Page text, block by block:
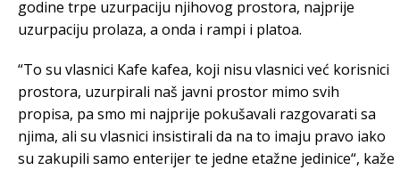
godine trpe uzurpaciju njihovog prostora, najprije
uzurpaciju prolaza, a onda i rampi i platoa.
“To su vlasnici Kafe kafea, koji nisu vlasnici već korisnici
prostora, uzurpirali naš javni prostor mimo svih
propisa, pa smo mi najprije pokušavali razgovarati sa
njima, ali su vlasnici insistirali da na to imaju pravo iako
su zakupili samo enterijer te jedne etažne jedinice“, kaže